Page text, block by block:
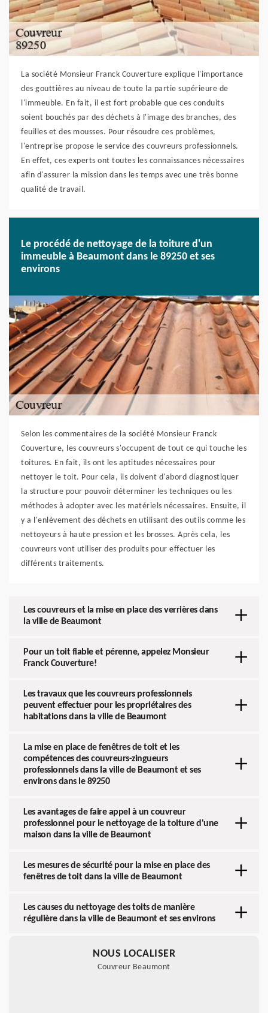
La société Monsieur Franck Couverture explique l'importance
des gouttières au niveau de toute la partie supérieure de
l'immeuble. En fait, il est fort probable que ces conduits
soient bouchés par des déchets à l'image des branches, des
feuilles et des mousses. Pour résoudre ces problèmes,
l'entreprise propose le service des couvreurs professionnels.
En effet, ces experts ont toutes les connaissances nécessaires
afin d'assurer la mission dans les temps avec une très bonne
qualité de travail.
Le procédé de nettoyage de la toiture d'un
immeuble à Beaumont dans le 89250 et ses
environs
Selon les commentaires de la société Monsieur Franck
Couverture, les couvreurs s'occupent de tout ce qui touche les
toitures. En fait, ils ont les aptitudes nécessaires pour
nettoyer le toit. Pour cela, ils doivent d'abord diagnostiquer
la structure pour pouvoir déterminer les techniques ou les
méthodes à adopter avec les matériels nécessaires. Ensuite, il
y a l'enlèvement des déchets en utilisant des outils comme les
nettoyeurs à haute pression et les brosses. Après cela, les
couvreurs vont utiliser des produits pour effectuer les
différents traitements.
Les couvreurs et la mise en place des verrières dans
la ville de Beaumont
Pour un toit fiable et pérenne, appelez Monsieur
Franck Couverture!
Les travaux que les couvreurs professionnels
peuvent effectuer pour les propriétaires des
habitations dans la ville de Beaumont
La mise en place de fenêtres de toit et les
compétences des couvreurs-zingueurs
professionnels dans la ville de Beaumont et ses
environs dans le 89250
Les avantages de faire appel à un couvreur
professionnel pour le nettoyage de la toiture d'une
maison dans la ville de Beaumont
Les mesures de sécurité pour la mise en place des
fenêtres de toit dans la ville de Beaumont
Les causes du nettoyage des toits de manière
régulière dans la ville de Beaumont et ses environs
NOUS LOCALISER
Couvreur Beaumont